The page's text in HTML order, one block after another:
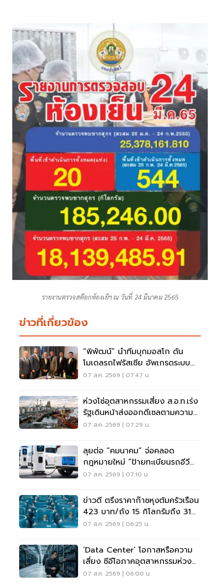
รายงานตรวจสต๊อกห้องเย็ฯ ณ วันที่ 24 มีนาคม 2565
ข่าวที่เกี่ยวข้อง
“พิพัฒน์” นำทีมบุกมอสโก ดัน
โมเดลรถไฟรัสเซีย อัพเกรดระบบ
รางไทย
07 ส.ค. 2569 | 07:47 น.
ห่วงโซ่อุตสาหกรรมเสี่ยง ส.อ.ท.เร่ง
รัฐเดินหน้าส่งออกดีเซลตามความ
จำเป็น
07 ส.ค. 2569 | 07:29 น.
ลุยต่อ “คมนาคม” จ่อคลอด
กฎหมายใหม่ “ป้ายทะเบียนรถอีวี
สะท้อนแสง” บังคับใช้ปีนี้
07 ส.ค. 2569 | 07:10 น.
ข่าวดี ตรึงราคาก๊าซหุงต้มครัวเรือน
423 บาท/ถัง 15 กิโลกรัมถึง 31
ต.ค. 69
07 ส.ค. 2569 | 06:25 น.
‘Data Center’ โอกาสหรือความ
เสี่ยง ซีอีโอภาคอุตสาหกรรมห่วง
ไฟฟ้า-น้ำ
07 ส.ค. 2569 | 06:00 น.